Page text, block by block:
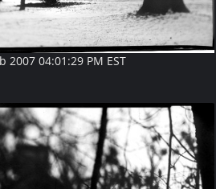
2007 04:01:29 PM EST